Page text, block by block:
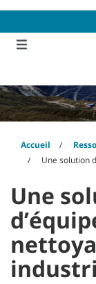
content
navigation
menu
Accueil
Une solution
Une